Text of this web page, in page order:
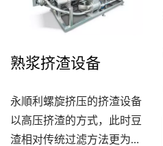
熟浆挤渣设备
永順利螺旋挤压的挤渣设备
以高压挤渣的方式，此时豆
渣相对传统过滤方法更为干